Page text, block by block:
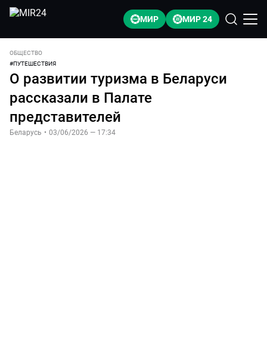
МИР МИР 24
ОБЩЕСТВО
#ПУТЕШЕСТВИЯ
О развитии туризма в Беларуси
рассказали в Палате
представителей
Беларусь • 03/06/2026 — 17:34